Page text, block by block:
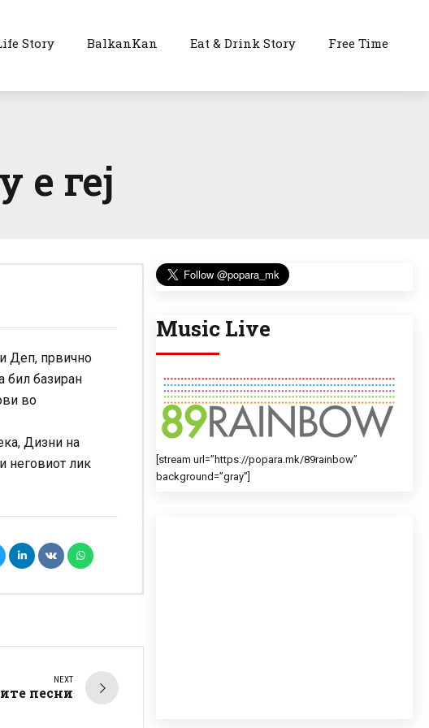
Story BalkanKan Eat & Drink Story Free Time
геј
Деп, првично
бил базиран
во
Дизни на
неговиот лик
NEXT
песни
Music Live
[stream url=”https://popara.mk/89rainbow”
background=”gray”]